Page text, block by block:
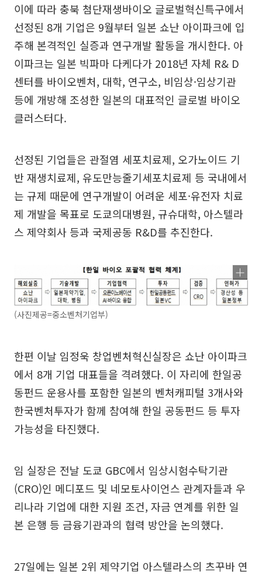
이에 따라 충북 첨단재생바이오 글로벌혁신특구에서
선정된 8개 기업은 9월부터 일본 쇼난 아이파크에 입
주해 본격적인 실증과 연구개발 활동을 개시한다. 아
이파크는 일본 빅파마 다케다가 2018년 자체 R& D
센터를 바이오벤처, 대학, 연구소, 비임상·임상기관
등에 개방해 조성한 일본의 대표적인 글로벌 바이오
클러스터다.
선정된 기업들은 관절염 세포치료제, 오가노이드 기
반 재생치료제, 유도만능줄기세포치료제 등 국내에서
는 규제 때문에 연구개발이 어려운 세포·유전자 치료
제 개발을 목표로 도쿄의대병원, 규슈대학, 아스텔라
스 제약회사 등과 국제공동 R&D를 추진한다.
(사진제공=중소벤처기업부)
한편 이날 임정욱 창업벤처혁신실장은 쇼난 아이파크
에서 8개 기업 대표들을 격려했다. 이 자리에 한일공
동펀드 운용사를 포함한 일본의 벤처캐피털 3개사와
한국벤처투자가 함께 참여해 한일 공동펀드 등 투자
가능성을 타진했다.
임 실장은 전날 도쿄 GBC에서 임상시험수탁기관
(CRO)인 메디포드 및 네모토사이언스 관계자들과 우
리나라 기업에 대한 지원 조건, 자금 연계를 위한 일
본 은행 등 금융기관과의 협력 방안을 논의했다.
27일에는 일본 2위 제약기업 아스텔라스의 츠꾸바 연